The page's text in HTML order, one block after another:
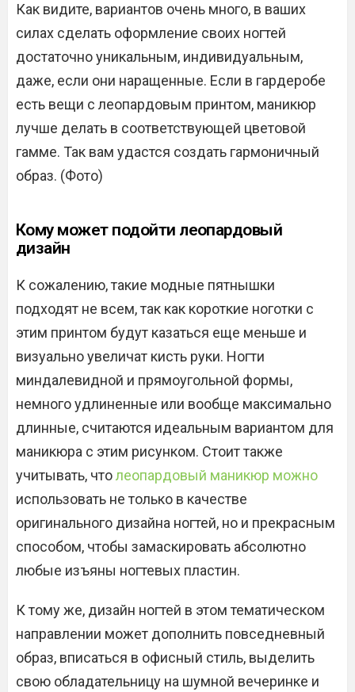
Как видите, вариантов очень много, в ваших
силах сделать оформление своих ногтей
достаточно уникальным, индивидуальным,
даже, если они наращенные. Если в гардеробе
есть вещи с леопардовым принтом, маникюр
лучше делать в соответствующей цветовой
гамме. Так вам удастся создать гармоничный
образ. (Фото)
Кому может подойти леопардовый
дизайн
К сожалению, такие модные пятнышки
подходят не всем, так как короткие ноготки с
этим принтом будут казаться еще меньше и
визуально увеличат кисть руки. Ногти
миндалевидной и прямоугольной формы,
немного удлиненные или вообще максимально
длинные, считаются идеальным вариантом для
маникюра с этим рисунком. Стоит также
учитывать, чтолеопардовый маникюр можно
использовать не только в качестве
оригинального дизайна ногтей, но и прекрасным
способом, чтобы замаскировать абсолютно
любые изъяны ногтевых пластин.
К тому же, дизайн ногтей в этом тематическом
направлении может дополнить повседневный
образ, вписаться в офисный стиль, выделить
свою обладательницу на шумной вечеринке и